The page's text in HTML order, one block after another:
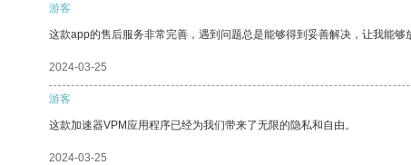
游客
这款app的售后服务非常完善，遇到问题总是能够得到妥善解决，让我能够
2024-03-25
游客
这款加速器VPM应用程序已经为我们带来了无限的隐私和自由。
2024-03-25